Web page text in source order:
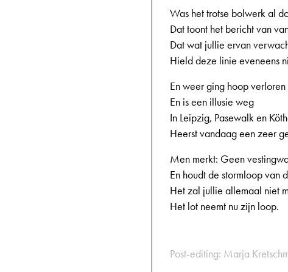
Was het trotse bolwerk al
Dat toont het bericht van
Dat wat jullie ervan
Hield deze linie eveneens
En weer ging hoop verloren
En is een illusie weg
In Leipzig, Pasewalk en
Heerst vandaag een zeer
Men merkt: Geen
En houdt de stormloop van
Het zal jullie allemaal niet
Het lot neemt nu zijn loop.
Post-editing: Marja